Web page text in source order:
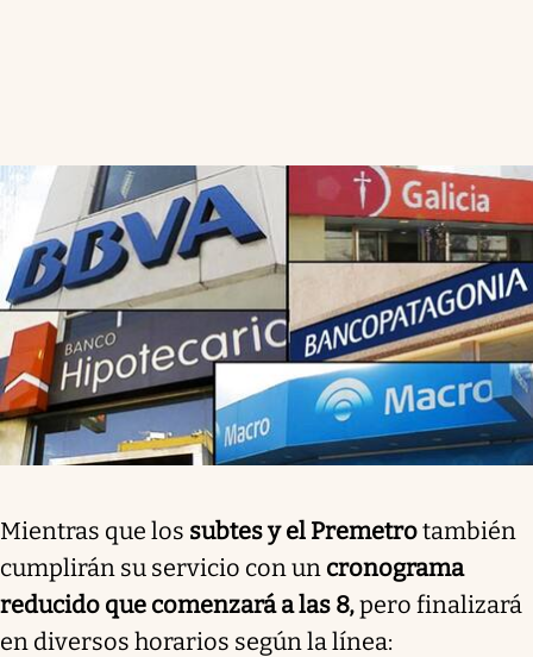
Mientras que los subtes y el Premetrotambién
cumplirán su servicio con un cronograma
reducido que comenzará a las 8,pero finalizará
en diversos horarios según la línea: